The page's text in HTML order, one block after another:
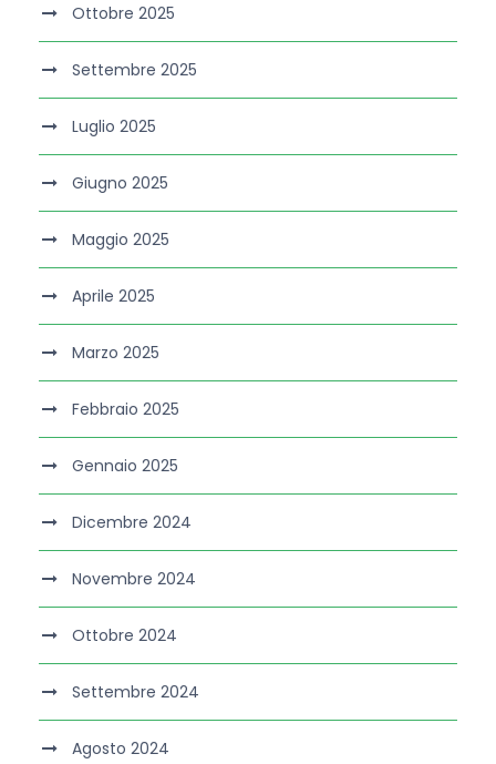
Ottobre 2025
Settembre 2025
Luglio 2025
Giugno 2025
Maggio 2025
Aprile 2025
Marzo 2025
Febbraio 2025
Gennaio 2025
Dicembre 2024
Novembre 2024
Ottobre 2024
Settembre 2024
Agosto 2024